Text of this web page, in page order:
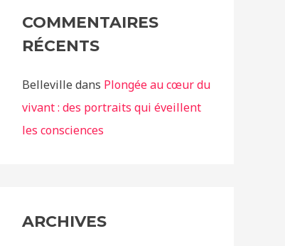
COMMENTAIRES
RÉCENTS
Belleville dans Plongée au cœur du
vivant : des portraits qui éveillent
les consciences
ARCHIVES